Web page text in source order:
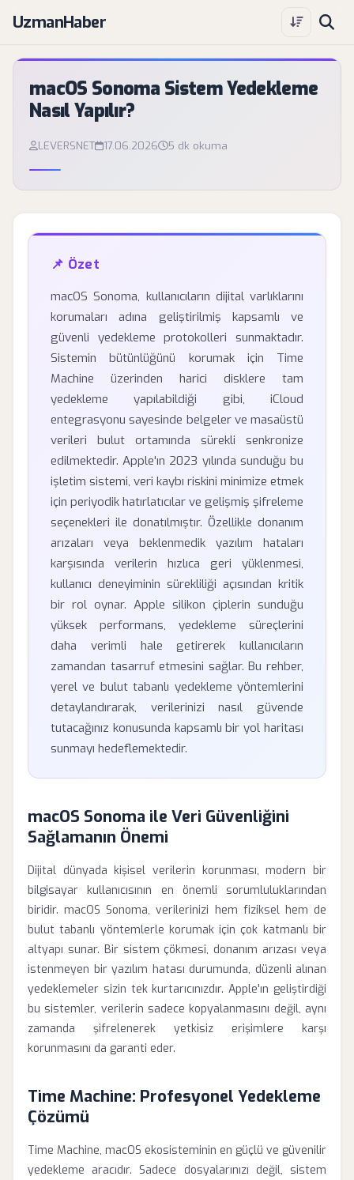
UzmanHaber
macOS Sonoma Sistem Yedekleme
Nasıl Yapılır?
LEVERSNET 17.06.2026 5 dk okuma
📌 Özet
macOS Sonoma, kullanıcıların dijital varlıklarını
korumaları adına geliştirilmiş kapsamlı ve
güvenli yedekleme protokolleri sunmaktadır.
Sistemin bütünlüğünü korumak için Time
Machine üzerinden harici disklere tam
yedekleme yapılabildiği gibi, iCloud
entegrasyonu sayesinde belgeler ve masaüstü
verileri bulut ortamında sürekli senkronize
edilmektedir. Apple'ın 2023 yılında sunduğu bu
işletim sistemi, veri kaybı riskini minimize etmek
için periyodik hatırlatıcılar ve gelişmiş şifreleme
seçenekleri ile donatılmıştır. Özellikle donanım
arızaları veya beklenmedik yazılım hataları
karşısında verilerin hızlıca geri yüklenmesi,
kullanıcı deneyiminin sürekliliği açısından kritik
bir rol oynar. Apple silikon çiplerin sunduğu
yüksek performans, yedekleme süreçlerini
daha verimli hale getirerek kullanıcıların
zamandan tasarruf etmesini sağlar. Bu rehber,
yerel ve bulut tabanlı yedekleme yöntemlerini
detaylandırarak, verilerinizi nasıl güvende
tutacağınız konusunda kapsamlı bir yol haritası
sunmayı hedeflemektedir.
macOS Sonoma ile Veri Güvenliğini
Sağlamanın Önemi
Dijital dünyada kişisel verilerin korunması, modern bir
bilgisayar kullanıcısının en önemli sorumluluklarından
biridir. macOS Sonoma, verilerinizi hem fiziksel hem de
bulut tabanlı yöntemlerle korumak için çok katmanlı bir
altyapı sunar. Bir sistem çökmesi, donanım arızası veya
istenmeyen bir yazılım hatası durumunda, düzenli alınan
yedeklemeler sizin tek kurtarıcınızdır. Apple'ın geliştirdiği
bu sistemler, verilerin sadece kopyalanmasını değil, aynı
zamanda şifrelenerek yetkisiz erişimlere karşı
korunmasını da garanti eder.
Time Machine: Profesyonel Yedekleme
Çözümü
Time Machine, macOS ekosisteminin en güçlü ve güvenilir
yedekleme aracıdır. Sadece dosyalarınızı değil, sistem